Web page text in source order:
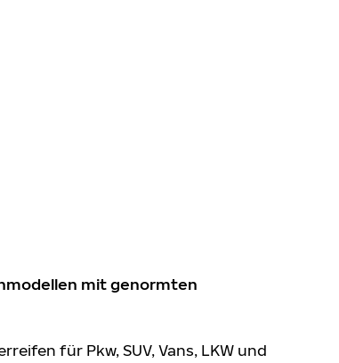
mit genormten
für Pkw, SUV, Vans, LKW und